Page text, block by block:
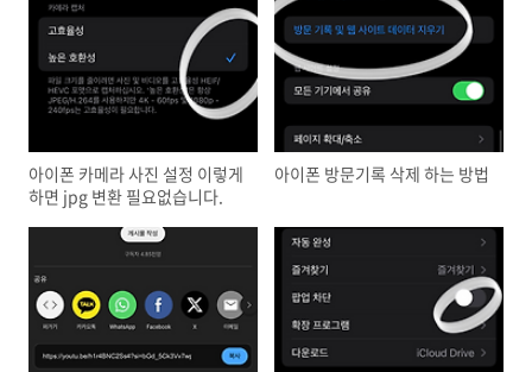
아이폰 카메라 사진 설정 이렇게
하면 jpg 변환 필요없습니다.
아이폰 방문기록 삭제 하는 방법